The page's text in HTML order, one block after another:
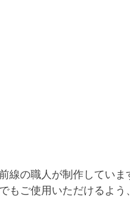
線の職人が制作していま
もご使用いただけるよ